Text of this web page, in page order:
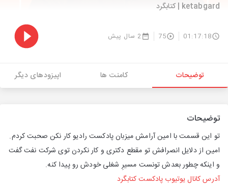
ketabgard | کتابگرد
01:17:18
75 2 سال پیش
توضیحات کامنت ها اپیزودهای دیگر
توضیحات
تو این قسمت با امین آرامش میزبان پادکست رادیو کار نکن صحبت کردم.
امین از دلایل انصرافش تو مقطع دکتری و کار نکردن توی شرکت نفت گفت
و اینکه چطور بعدش تونست مسیرِ شغلی خودش رو پیدا کنه.
آدرس کانال یوتیوب پادکست کتابگرد